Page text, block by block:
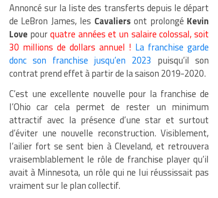
Annoncé sur la liste des transferts depuis le départ
de LeBron James, les Cavaliers ont prolongé Kevin
Love pourquatre années et un salaire colossal, soit
30 millions de dollars annuel ! La franchise garde
donc son franchise jusqu’en 2023 puisqu’il son
contrat prend effet à partir de la saison 2019-2020.
C’est une excellente nouvelle pour la franchise de
l’Ohio car cela permet de rester un minimum
attractif avec la présence d’une star et surtout
d’éviter une nouvelle reconstruction. Visiblement,
l’ailier fort se sent bien à Cleveland, et retrouvera
vraisemblablement le rôle de franchise player qu’il
avait à Minnesota, un rôle qui ne lui réussissait pas
vraiment sur le plan collectif.